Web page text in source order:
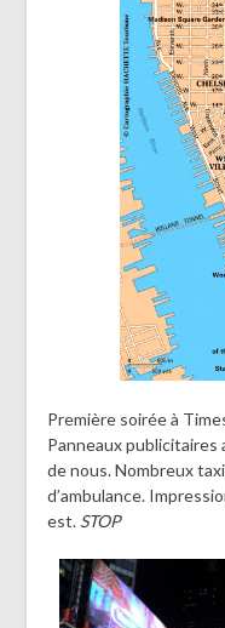
Première soirée à
Panneaux publicitaires
de nous. Nombreux
d’ambulance.
est. STOP